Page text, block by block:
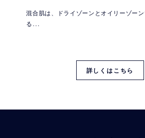
混合肌は、ドライゾーンとオイリーゾー
る
詳しくはこちら